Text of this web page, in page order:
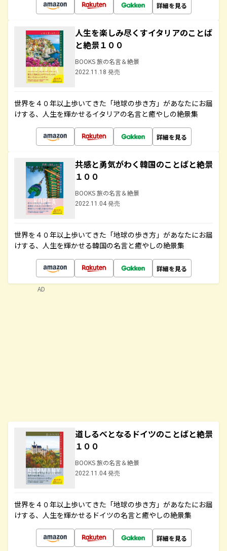
詳細を見る
人生を楽しみ尽くすイタリアのことば
と絶景１００
BOOKS 旅の名言＆絶景
2022.11.18 発売
世界を４０年以上歩いてきた「地球の歩き方」があなたにお届
けする、人生を輝かせるイタリアの名言と癒やしの絶景集
詳細を見る
共感と勇気がわく韓国のことばと絶景
１００
BOOKS 旅の名言＆絶景
2022.11.04 発売
世界を４０年以上歩いてきた「地球の歩き方」があなたにお届
けする、人生を輝かせる韓国の名言と癒やしの絶景集
詳細を見る
道しるべとなるドイツのことばと絶景
１００
BOOKS 旅の名言＆絶景
2022.11.04 発売
世界を４０年以上歩いてきた「地球の歩き方」があなたにお届
けする、人生を輝かせるドイツの名言と癒やしの絶景集
詳細を見る
AD